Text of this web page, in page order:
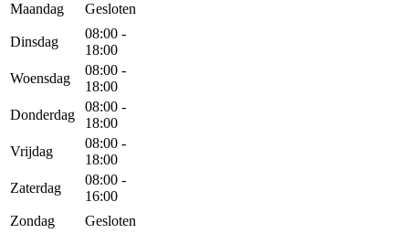
Maandag Gesloten
Dinsdag
08:00 -
18:00
Woensdag
08:00 -
18:00
Donderdag
08:00 -
18:00
Vrijdag
08:00 -
18:00
Zaterdag
08:00 -
16:00
Zondag
Gesloten